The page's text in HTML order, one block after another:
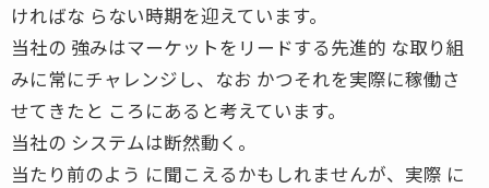
ければな らない時期を迎えています。
当社の 強みはマーケットをリードする先進的 な取り組
みに常にチャレンジし、なお かつそれを実際に稼働さ
せてきたと ころにあると考えています。
当社の システムは断然動く。
当たり前のよう に聞こえるかもしれませんが、実際 に